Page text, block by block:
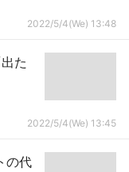
2022/5/4(We) 13:48
た
2022/5/4(We) 13:45
の代